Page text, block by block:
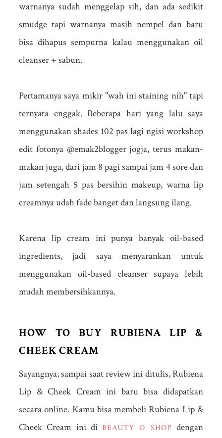
warnanya sudah menggelap sih, dan ada sedikit
smudge tapi warnanya masih nempel dan baru
bisa dihapus sempurna kalau menggunakan oil
cleanser + sabun.
Pertamanya saya mikir "wah ini staining nih" tapi
ternyata enggak. Beberapa hari yang lalu saya
menggunakan shades 102 pas lagi ngisi workshop
edit fotonya @emak2blogger jogja, terus makan-
makan juga, dari jam 8 pagi sampai jam 4 sore dan
jam setengah 5 pas bersihin makeup, warna lip
creamnya udah fade banget dan langsung ilang.
Karena lip cream ini punya banyak oil-based
ingredients, jadi saya menyarankan untuk
menggunakan oil-based cleanser supaya lebih
mudah membersihkannya.
HOW TO BUY RUBIENA LIP &
CHEEK CREAM
Sayangnya, sampai saat review ini ditulis, Rubiena
Lip & Cheek Cream ini baru bisa didapatkan
secara online. Kamu bisa membeli Rubiena Lip &
Cheek Cream ini diBEAUTY O SHOP dengan